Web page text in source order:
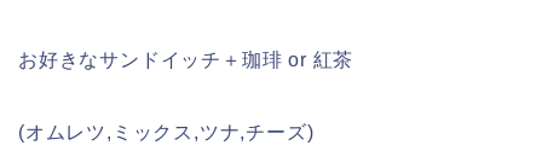
お好きなサンドイッチ＋珈琲 or 紅茶
(オムレツ,ミックス,ツナ,チーズ)